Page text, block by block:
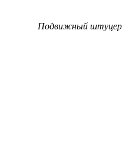
Подвижный штуцер